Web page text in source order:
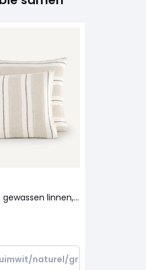
Kussensloop in gewassen linnen, Makoun
naturel/grijs